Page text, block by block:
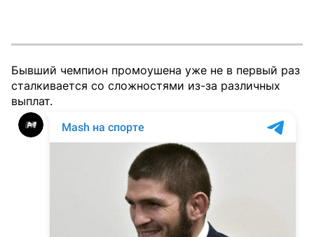
Бывший чемпион промоушена уже не в первый раз
сталкивается со сложностями из-за различных
выплат.